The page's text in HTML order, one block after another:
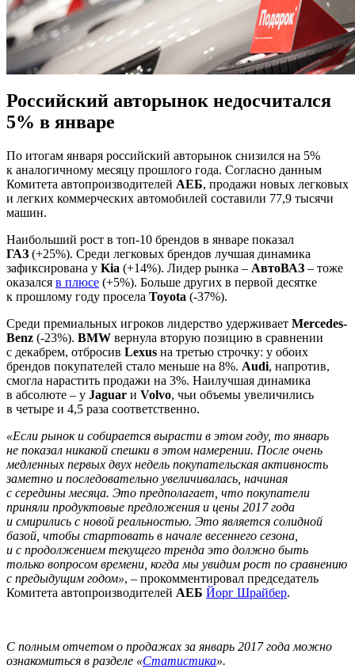
Российский авторынок недосчитался
5% в январе
По итогам января российский авторынок снизился на 5%
к аналогичному месяцу прошлого года. Согласно данным
Комитета автопроизводителей АЕБ, продажи новых легковых
и легких коммерческих автомобилей составили 77,9 тысячи
машин.
Наибольший рост в топ-10 брендов в январе показал
ГАЗ (+25%). Среди легковых брендов лучшая динамика
зафиксирована у Kia (+14%). Лидер рынка – АвтоВАЗ – тоже
оказался в плюсе (+5%). Больше других в первой десятке
к прошлому году просела Toyota (-37%).
Среди премиальных игроков лидерство удерживает Mercedes-
Benz (-23%). BMW вернула вторую позицию в сравнении
с декабрем, отбросив Lexus на третью строчку: у обоих
брендов покупателей стало меньше на 8%. Audi, напротив,
смогла нарастить продажи на 3%. Наилучшая динамика
в абсолюте – у Jaguar и Volvo, чьи объемы увеличились
в четыре и 4,5 раза соответственно.
«Если рынок и собирается вырасти в этом году, то январь
не показал никакой спешки в этом намерении. После очень
медленных первых двух недель покупательская активность
заметно и последовательно увеличивалась, начиная
с середины месяца. Это предполагает, что покупатели
приняли продуктовые предложения и цены 2017 года
и смирились с новой реальностью. Это является солидной
базой, чтобы стартовать в начале весеннего сезона,
и с продолжением текущего тренда это должно быть
только вопросом времени, когда мы увидим рост по сравнению
с предыдущим годом», – прокомментировал председатель
Комитета автопроизводителей АЕБ Йорг Шрайбер.
С полным отчетом о продажах за январь 2017 года можно
ознакомиться в разделе «Статистика».